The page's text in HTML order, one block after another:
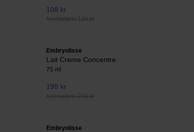
108 kr
Normalpris 120 kr
Embryolisse
Lait Creme Concentre
75 ml
198 kr
Normalpris 238 kr
Embryolisse